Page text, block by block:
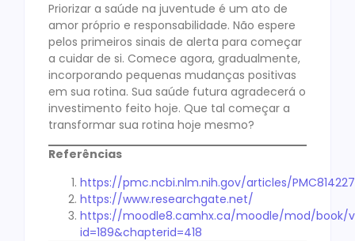
Priorizar a saúde na juventude é um ato de
amor próprio e responsabilidade. Não espere
pelos primeiros sinais de alerta para começar
a cuidar de si. Comece agora, gradualmente,
incorporando pequenas mudanças positivas
em sua rotina. Sua saúde futura agradecerá o
investimento feito hoje. Que tal começar a
transformar sua rotina hoje mesmo?
Referências
https://pmc.ncbi.nlm.nih.gov/articles/
https://www.researchgate.net/
https://moodle8.camhx.ca/moodle/mod/book/
id=189&chapterid=418